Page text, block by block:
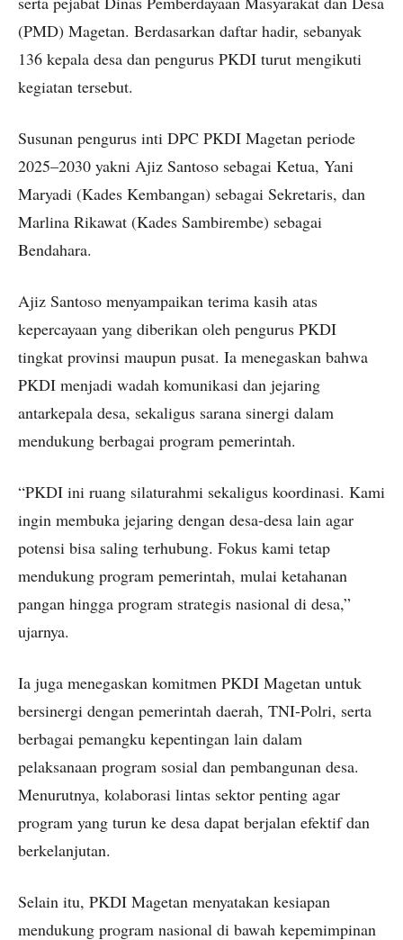
(PMD) Magetan. Berdasarkan daftar hadir, sebanyak
136 kepala desa dan pengurus PKDI turut mengikuti
kegiatan tersebut.
Susunan pengurus inti DPC PKDI Magetan periode
2025–2030 yakni Ajiz Santoso sebagai Ketua, Yani
Maryadi (Kades Kembangan) sebagai Sekretaris, dan
Marlina Rikawat (Kades Sambirembe) sebagai
Bendahara.
Ajiz Santoso menyampaikan terima kasih atas
kepercayaan yang diberikan oleh pengurus PKDI
tingkat provinsi maupun pusat. Ia menegaskan bahwa
PKDI menjadi wadah komunikasi dan jejaring
antarkepala desa, sekaligus sarana sinergi dalam
mendukung berbagai program pemerintah.
“PKDI ini ruang silaturahmi sekaligus koordinasi. Kami
ingin membuka jejaring dengan desa-desa lain agar
potensi bisa saling terhubung. Fokus kami tetap
mendukung program pemerintah, mulai ketahanan
pangan hingga program strategis nasional di desa,”
ujarnya.
Ia juga menegaskan komitmen PKDI Magetan untuk
bersinergi dengan pemerintah daerah, TNI-Polri, serta
berbagai pemangku kepentingan lain dalam
pelaksanaan program sosial dan pembangunan desa.
Menurutnya, kolaborasi lintas sektor penting agar
program yang turun ke desa dapat berjalan efektif dan
berkelanjutan.
Selain itu, PKDI Magetan menyatakan kesiapan
mendukung program nasional di bawah kepemimpinan